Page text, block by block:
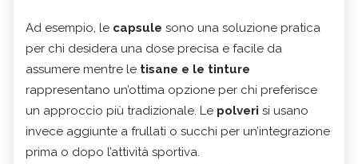
Ad esempio, le capsule sono una soluzione pratica
per chi desidera una dose precisa e facile da
assumere mentre le tisane e le tinture
rappresentano un’ottima opzione per chi preferisce
un approccio più tradizionale. Le polveri si usano
invece aggiunte a frullati o succhi per un’integrazione
prima o dopo l’attività sportiva.